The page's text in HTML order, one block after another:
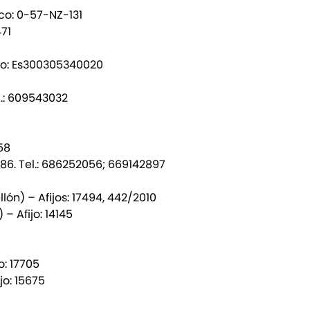
0-57-NZ-131
Es300305340020
609543032
Tel.: 686252056; 669142897
– Afijos: 17494, 442/2010
Afijo: 14145
17705
15675